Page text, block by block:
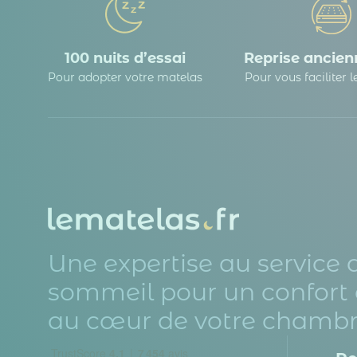
100 nuits d’essai
Pour adopter votre matelas
Reprise
Pour vous faciliter
Une expertise au service
sommeil pour un confort
au cœur de votre